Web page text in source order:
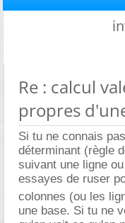
Re : calcul
propres
Si tu ne connais
déterminant (règle
suivant une ligne
essayes de ruser
colonnes (ou les
une base. Si tu ne